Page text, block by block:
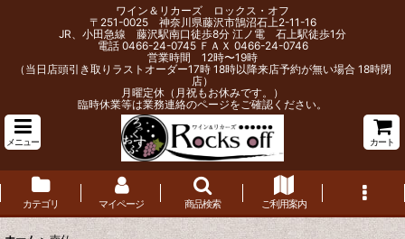
ワイン＆リカーズ ロックス・オフ
〒251-0025 神奈川県藤沢市鵠沼石上2-11-16
JR、小田急線 藤沢駅南口徒歩8分 江ノ電 石上駅徒歩1分
電話 0466-24-0745 ＦＡＸ 0466-24-0746
営業時間 12時〜19時
（当日店頭引き取りラストオーダー17時 18時以降来店予約が無い場合 18時閉
店）
月曜定休（月祝もお休みです。）
臨時休業等は業務連絡のページをご確認ください。
メニュー カート
カテゴリ マイページ 商品検索 ご利用案内